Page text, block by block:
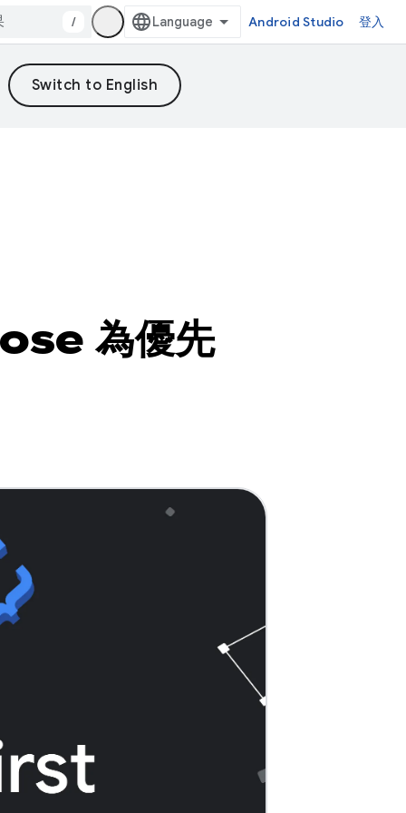
/ Android Studio 登入
為優先